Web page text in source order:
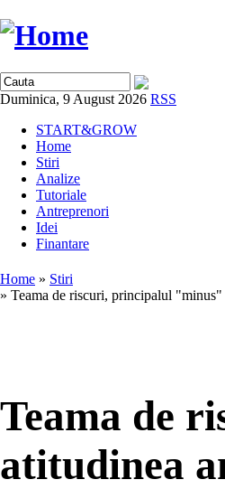
Duminica, 9 August 2026 RSS
START&GROW
Home
Stiri
Analize
Tutoriale
Antreprenori
Idei
Finantare
Home » Stiri
» Teama de riscuri, principalul
Teama de
atitudinea